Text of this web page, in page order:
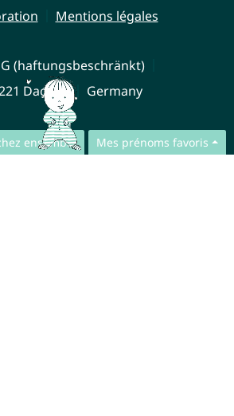
ensemble Mes prénoms favoris
Mentions légales
(haftungsbeschränkt)
Dachau Germany